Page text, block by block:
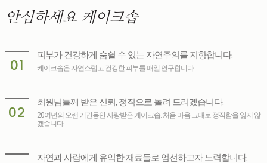
안심하세요 케이크솝
01
피부가 건강하게 숨쉴 수 있는 자연주의를 지향합니다.
케이크솝은 자연스럽고 건강한 피부를 매일 연구합니다.
02
회원님들께 받은 신뢰, 정직으로 돌려 드리겠습니다.
20여년의 오랜 기간동안 사랑받은 케이크솝. 처음 마음 그대로 정직함을 잃지 않
겠습니다.
자연과 사람에게 유익한 재료들로 엄선하고자 노력합니다.